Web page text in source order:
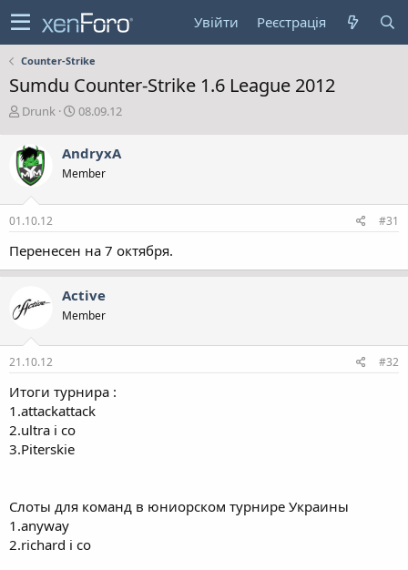
Увійти Реєстрація
Counter-Strike
Sumdu Counter-Strike 1.6 League 2012
А
т
о
р
е
м
Drunk
Д
а
с
в
е
н
н
08.09.12
AndryxA
Member
01.10.12 #31
Перенесен на 7 октября.
Active
Member
21.10.12 #32
Итоги турнира :
1.attackattack
2.ultra i co
3.Piterskie
Слоты для команд в юниорском турнире Украины
1.anyway
2.richard i co